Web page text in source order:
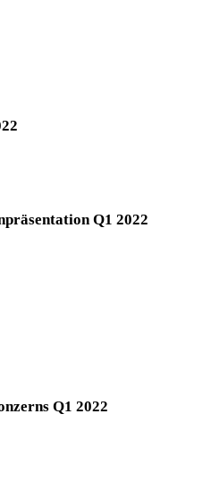
Q1 2022
Q1 2022